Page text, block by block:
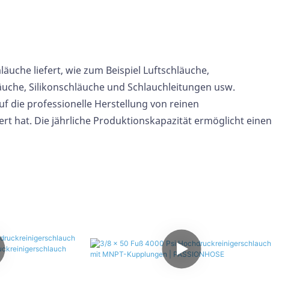
liefert, wie zum Beispiel Luftschläuche,
Silikonschläucheund Schlauchleitungen usw.
die professionelle Herstellung von reinen
hat. Die jährliche Produktionskapazität ermöglicht einen